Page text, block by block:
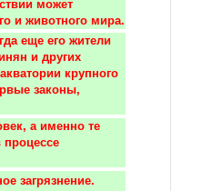
может
и животного мира.
и других
крупного
законы,
загрязнение.